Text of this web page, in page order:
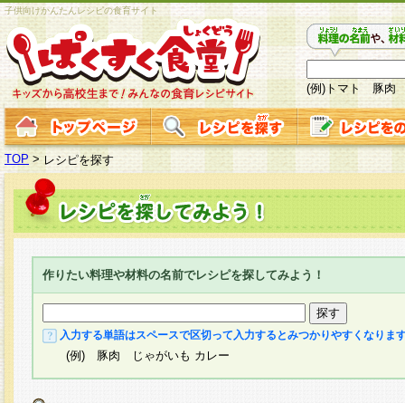
子供向けかんたんレシピの食育サイト
(例)トマト 豚肉
TOP > レシピを探す
作りたい料理や材料の名前でレシピを探してみよう！
入力する単語はスペースで区切って入力するとみつかりやすくなりま
(例) 豚肉 じゃがいも カレー